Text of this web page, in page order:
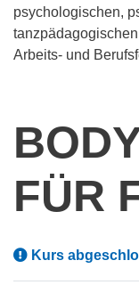
psychologischen,
Arbeits- und
FÜR
Kurs